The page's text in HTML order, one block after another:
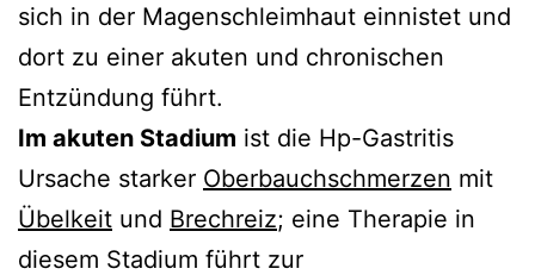
sich in der Magenschleimhaut einnistet und
dort zu einer akuten und chronischen
Entzündung führt.
Im akuten Stadium ist die Hp-Gastritis
Ursache starker Oberbauchschmerzen mit
Übelkeit und Brechreiz; eine Therapie in
diesem Stadium führt zur